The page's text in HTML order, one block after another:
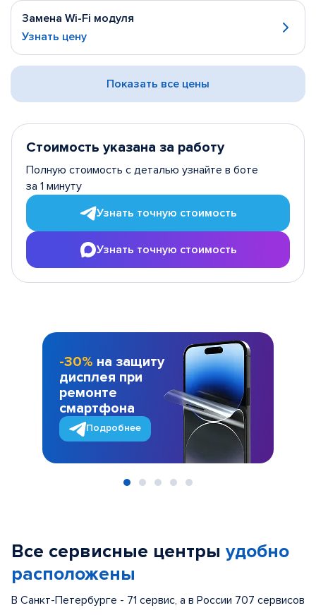
Замена Wi-Fi модуля
Узнать цену
Показать все цены
Стоимость указана за работу
Полную стоимость с деталью узнайте в боте
за 1 минуту
Узнать точную стоимость
Узнать точную стоимость
-30% на защиту
дисплея при
ремонте
смартфона
Подробнее
Все сервисные центры удобно
расположены
В Санкт-Петербурге - 71 сервис, а в России 707 сервисов